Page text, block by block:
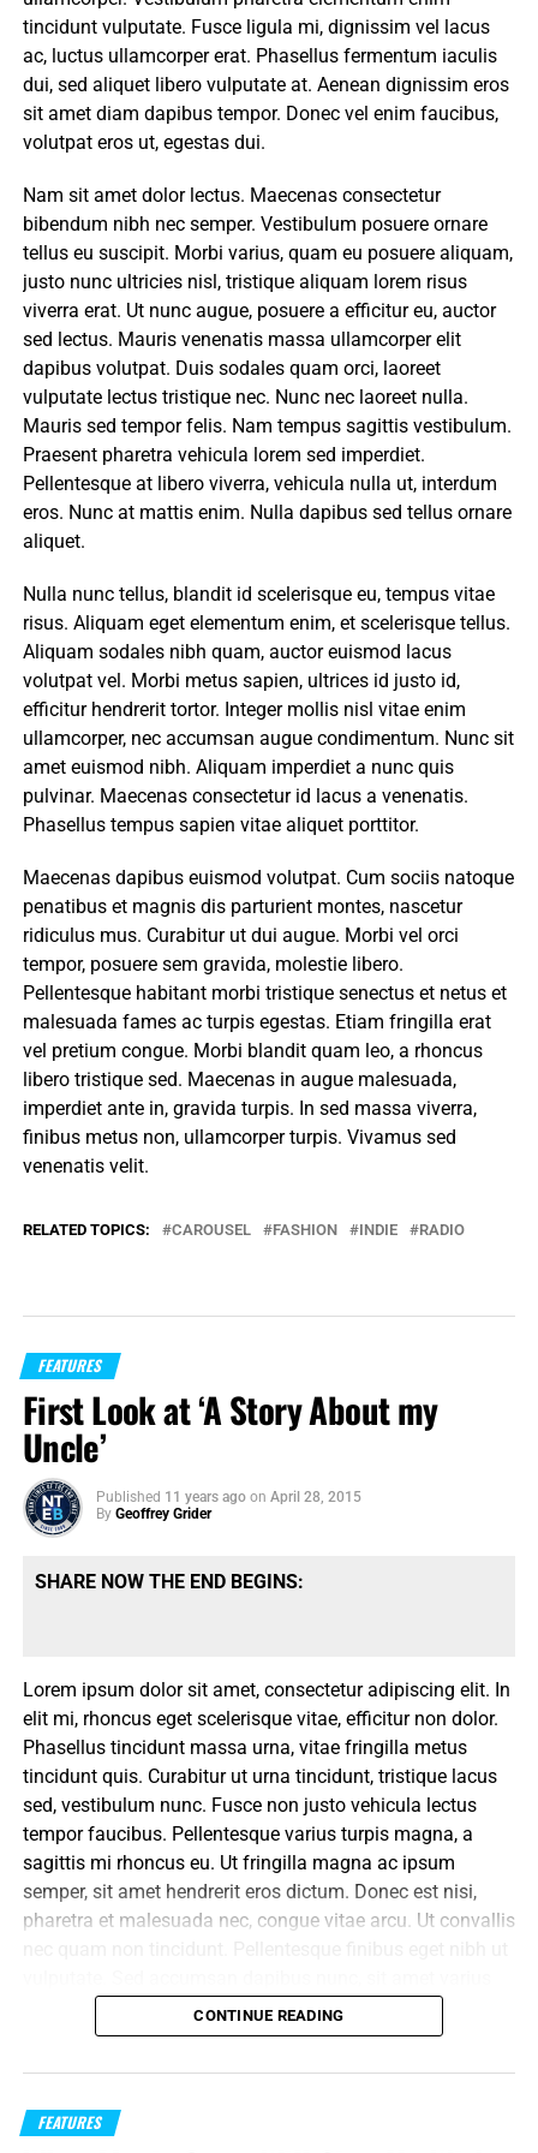
tincidunt vulputate. Fusce ligula mi, dignissim vel lacus
ac, luctus ullamcorper erat. Phasellus fermentum iaculis
dui, sed aliquet libero vulputate at. Aenean dignissim eros
sit amet diam dapibus tempor. Donec vel enim faucibus,
volutpat eros ut, egestas dui.
Nam sit amet dolor lectus. Maecenas consectetur
bibendum nibh nec semper. Vestibulum posuere ornare
tellus eu suscipit. Morbi varius, quam eu posuere aliquam,
justo nunc ultricies nisl, tristique aliquam lorem risus
viverra erat. Ut nunc augue, posuere a efficitur eu, auctor
sed lectus. Mauris venenatis massa ullamcorper elit
dapibus volutpat. Duis sodales quam orci, laoreet
vulputate lectus tristique nec. Nunc nec laoreet nulla.
Mauris sed tempor felis. Nam tempus sagittis vestibulum.
Praesent pharetra vehicula lorem sed imperdiet.
Pellentesque at libero viverra, vehicula nulla ut, interdum
eros. Nunc at mattis enim. Nulla dapibus sed tellus ornare
aliquet.
Nulla nunc tellus, blandit id scelerisque eu, tempus vitae
risus. Aliquam eget elementum enim, et scelerisque tellus.
Aliquam sodales nibh quam, auctor euismod lacus
volutpat vel. Morbi metus sapien, ultrices id justo id,
efficitur hendrerit tortor. Integer mollis nisl vitae enim
ullamcorper, nec accumsan augue condimentum. Nunc sit
amet euismod nibh. Aliquam imperdiet a nunc quis
pulvinar. Maecenas consectetur id lacus a venenatis.
Phasellus tempus sapien vitae aliquet porttitor.
Maecenas dapibus euismod volutpat. Cum sociis natoque
penatibus et magnis dis parturient montes, nascetur
ridiculus mus. Curabitur ut dui augue. Morbi vel orci
tempor, posuere sem gravida, molestie libero.
Pellentesque habitant morbi tristique senectus et netus et
malesuada fames ac turpis egestas. Etiam fringilla erat
vel pretium congue. Morbi blandit quam leo, a rhoncus
libero tristique sed. Maecenas in augue malesuada,
imperdiet ante in, gravida turpis. In sed massa viverra,
finibus metus non, ullamcorper turpis. Vivamus sed
venenatis velit.
RELATED TOPICS: CAROUSEL FASHION INDIE RADIO
FEATURES
First Look at ‘A Story About my
Uncle’
Published 11 years ago on April 28, 2015
By Geoffrey Grider
SHARE NOW THE END BEGINS:
Lorem ipsum dolor sit amet, consectetur adipiscing elit. In
elit mi, rhoncus eget scelerisque vitae, efficitur non dolor.
Phasellus tincidunt massa urna, vitae fringilla metus
tincidunt quis. Curabitur ut urna tincidunt, tristique lacus
sed, vestibulum nunc. Fusce non justo vehicula lectus
tempor faucibus. Pellentesque varius turpis magna, a
sagittis mi rhoncus eu. Ut fringilla magna ac ipsum
semper, sit amet hendrerit eros dictum. Donec est nisi,
pharetra et malesuada nec, congue vitae arcu. Ut convallis
risus dapibus cursus. Praesent sed aliquet augue. Nulla
varius, nulla in sodales consequat, turpis neque sodales
justo, vitae imperdiet nisl sapien sollicitudin diam. Fusce
CONTINUE READING
FEATURES